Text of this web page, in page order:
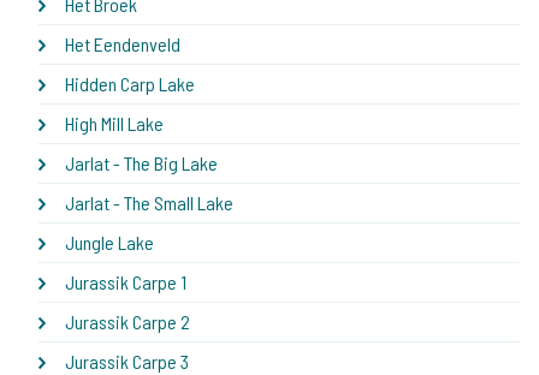
Het Eendenveld
Hidden Carp Lake
High Mill Lake
Jarlat - The Big Lake
Jarlat - The Small Lake
Jungle Lake
Jurassik Carpe 1
Jurassik Carpe 2
Jurassik Carpe 3